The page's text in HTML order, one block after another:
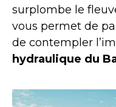
surplombe le
vous permet de
de contempler
hydraulique du